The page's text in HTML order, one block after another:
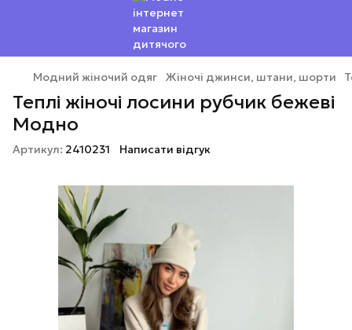
Модний жіночий одяг Жіночі джинси, штани, шорти
Теплі жіночі лосини рубчик бежеві
Модно
Артикул: 2410231 Написати відгук